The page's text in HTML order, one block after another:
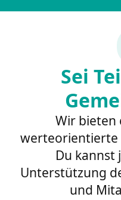
Sei
Wir bieten
werteorientierte
Du kannst
Unterstützung
und